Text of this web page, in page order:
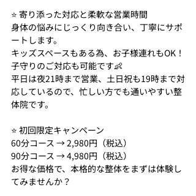
⭐ 寄り添った対応と柔軟な営業時間
身体の悩みにじっくり向き合い、丁寧にサポ
ートします。
キッズスペースもある為、お子様連れもOK！
子守りのご対応も可能です👶
平日は夜21時まで営業、土日祝も19時まで対
応しているので、忙しい方でも通いやすい整
体院です。
⭐ 初回限定キャンペーン
60分コース → 2,980円（税込）
90分コース → 4,980円（税込）
お得な価格で、本格的な整体をまずは体験し
てみませんか？